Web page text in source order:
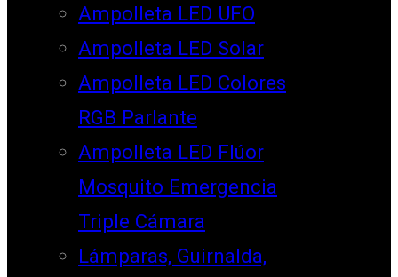
Ampolleta LED UFO
Ampolleta LED Solar
Ampolleta LED Colores
RGB Parlante
Ampolleta LED Flúor
Mosquito Emergencia
Triple Cámara
Lámparas, Guirnalda,